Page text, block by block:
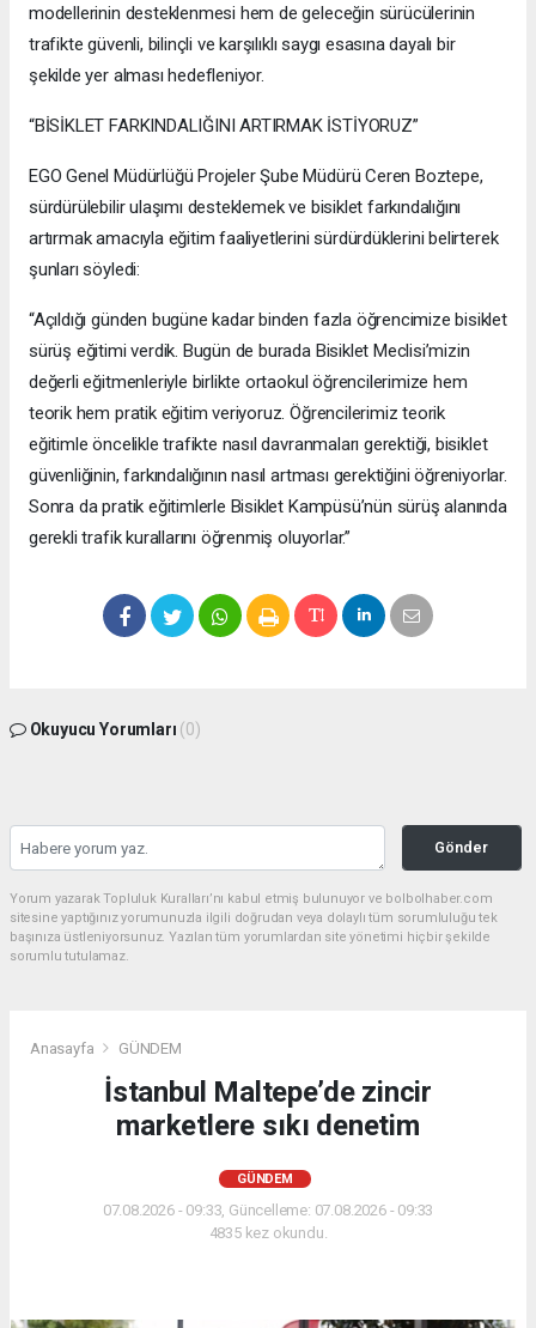
modellerinin desteklenmesi hem de geleceğin sürücülerinin
trafikte güvenli, bilinçli ve karşılıklı saygı esasına dayalı bir
şekilde yer alması hedefleniyor.
“BİSİKLET FARKINDALIĞINI ARTIRMAK İSTİYORUZ”
EGO Genel Müdürlüğü Projeler Şube Müdürü Ceren Boztepe,
sürdürülebilir ulaşımı desteklemek ve bisiklet farkındalığını
artırmak amacıyla eğitim faaliyetlerini sürdürdüklerini belirterek
şunları söyledi:
“Açıldığı günden bugüne kadar binden fazla öğrencimize bisiklet
sürüş eğitimi verdik. Bugün de burada Bisiklet Meclisi’mizin
değerli eğitmenleriyle birlikte ortaokul öğrencilerimize hem
teorik hem pratik eğitim veriyoruz. Öğrencilerimiz teorik
eğitimle öncelikle trafikte nasıl davranmaları gerektiği, bisiklet
güvenliğinin, farkındalığının nasıl artması gerektiğini öğreniyorlar.
Sonra da pratik eğitimlerle Bisiklet Kampüsü’nün sürüş alanında
gerekli trafik kurallarını öğrenmiş oluyorlar.”
Okuyucu Yorumları (0)
Gönder
Yorum yazarak Topluluk Kuralları’nı kabul etmiş bulunuyor ve bolbolhaber.com
sitesine yaptığınız yorumunuzla ilgili doğrudan veya dolaylı tüm sorumluluğu tek
başınıza üstleniyorsunuz. Yazılan tüm yorumlardan site yönetimi hiçbir şekilde
sorumlu tutulamaz.
Anasayfa GÜNDEM
İstanbul Maltepe’de zincir
marketlere sıkı denetim
GÜNDEM
07.08.2026 - 09:33, Güncelleme: 07.08.2026 - 09:33
4835 kez okundu.